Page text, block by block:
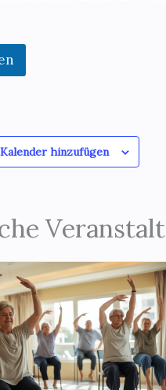
hinzufügen